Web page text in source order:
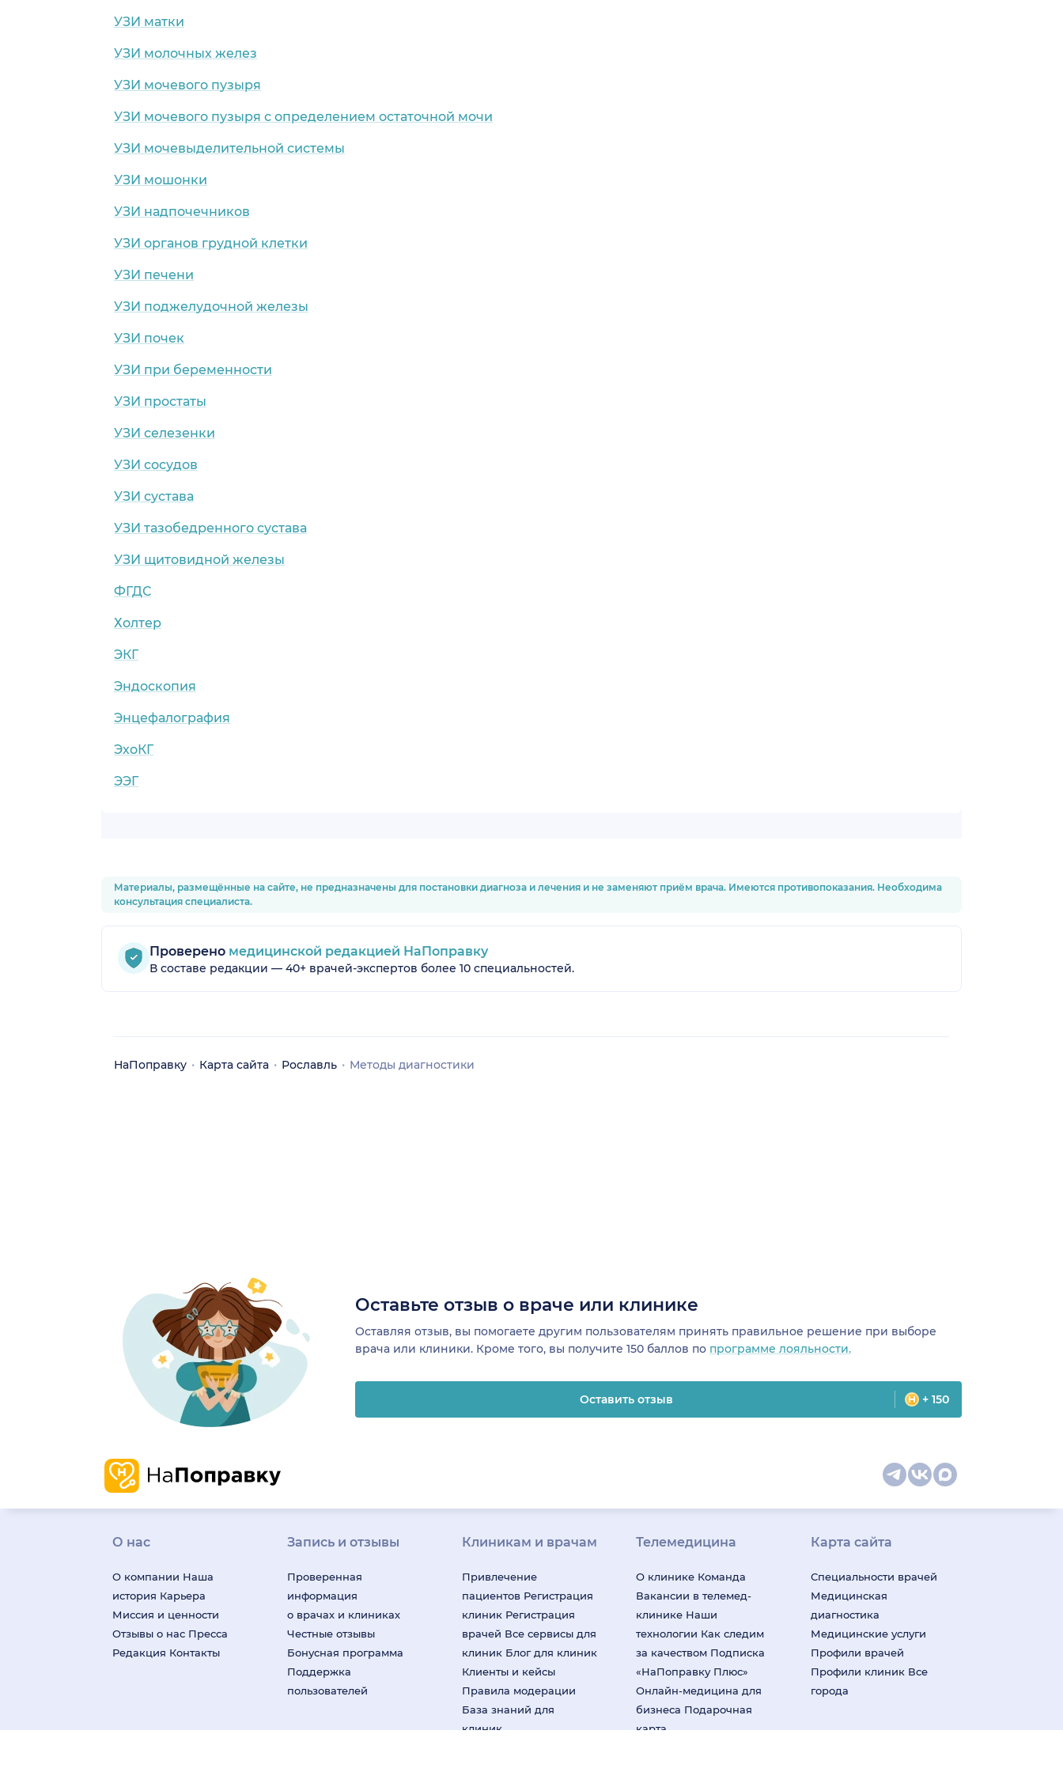
УЗИ матки
УЗИ молочных желез
УЗИ мочевого пузыря
УЗИ мочевого пузыря с определением остаточной мочи
УЗИ мочевыделительной системы
УЗИ мошонки
УЗИ надпочечников
УЗИ органов грудной клетки
УЗИ печени
УЗИ поджелудочной железы
УЗИ почек
УЗИ при беременности
УЗИ простаты
УЗИ селезенки
УЗИ сосудов
УЗИ сустава
УЗИ тазобедренного сустава
УЗИ щитовидной железы
ФГДС
Холтер
ЭКГ
Эндоскопия
Энцефалография
ЭхоКГ
ЭЭГ
Материалы, размещённые на сайте, не предназначены для постановки диагноза и лечения и не заменяют приём врача. Имеются противопоказания. Необходима
консультация специалиста.
Проверено медицинской редакцией НаПоправку
В составе редакции — 40+ врачей-экспертов более 10 специальностей.
НаПоправку Карта сайта Рославль Методы диагностики
Оставьте отзыв о враче или клинике
Оставляя отзыв, вы помогаете другим пользователям принять правильное решение при выборе
врача или клиники. Кроме того, вы получите 150 баллов по программе лояльности.
Оставить отзыв + 150
О нас
О компании Наша
история Карьера
Миссия и ценности
Отзывы о нас Пресса
Редакция Контакты
Запись и отзывы
Проверенная
информация
о врачах и клиниках
Честные отзывы
Бонусная программа
Поддержка
пользователей
Клиникам и врачам
Привлечение
пациентов Регистрация
клиник Регистрация
врачей Все сервисы для
клиник Блог для клиник
Клиенты и кейсы
Правила модерации
База знаний для
клиник
Телемедицина
О клинике Команда
Вакансии в телемед-
клинике Наши
технологии Как следим
за качеством Подписка
«НаПоправку Плюс»
Онлайн-медицина для
бизнеса Подарочная
карта
Карта сайта
Специальности врачей
Медицинская
диагностика
Медицинские услуги
Профили врачей
Профили клиник Все
города